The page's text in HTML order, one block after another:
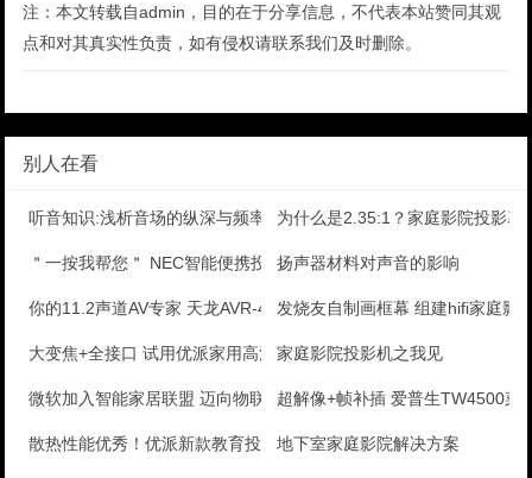
注：本文转载自admin，目的在于分享信息，不代表本站赞同其观
点和对其真实性负责，如有侵权请联系我们及时删除。
别人在看
听音知识:浅析音场的纵深与频率的关系为什么是2.35:1？家庭影院投影幕
＂一按我帮您＂ NEC智能便携投影机评测扬声器材料对声音的影响
你的11.2声道AV专家 天龙AVR-4520CI发烧友自制画框幕 组建hifi家庭影
大变焦+全接口 试用优派家用高清投影家庭影院投影机之我见
微软加入智能家居联盟 迈向物联网超解像+帧补插 爱普生TW4500菜
散热性能优秀！优派新款教育投影评测地下室家庭影院解决方案